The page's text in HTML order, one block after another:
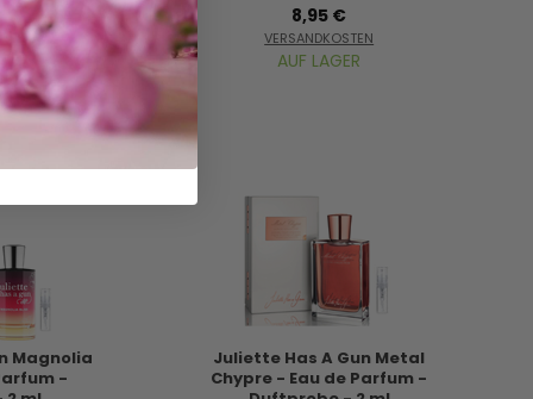
8,95 €
VERSANDKOSTEN
AUF LAGER
Magnolia
-
Juliette Has A Gun Metal
Chypre - Eau de Parfum -